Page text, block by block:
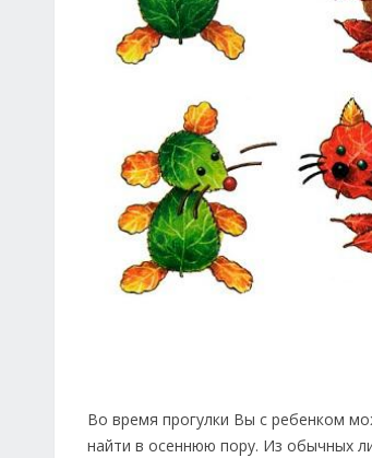
Во время прогулки Вы с ребенком
найти в осеннюю пору. Из обычных